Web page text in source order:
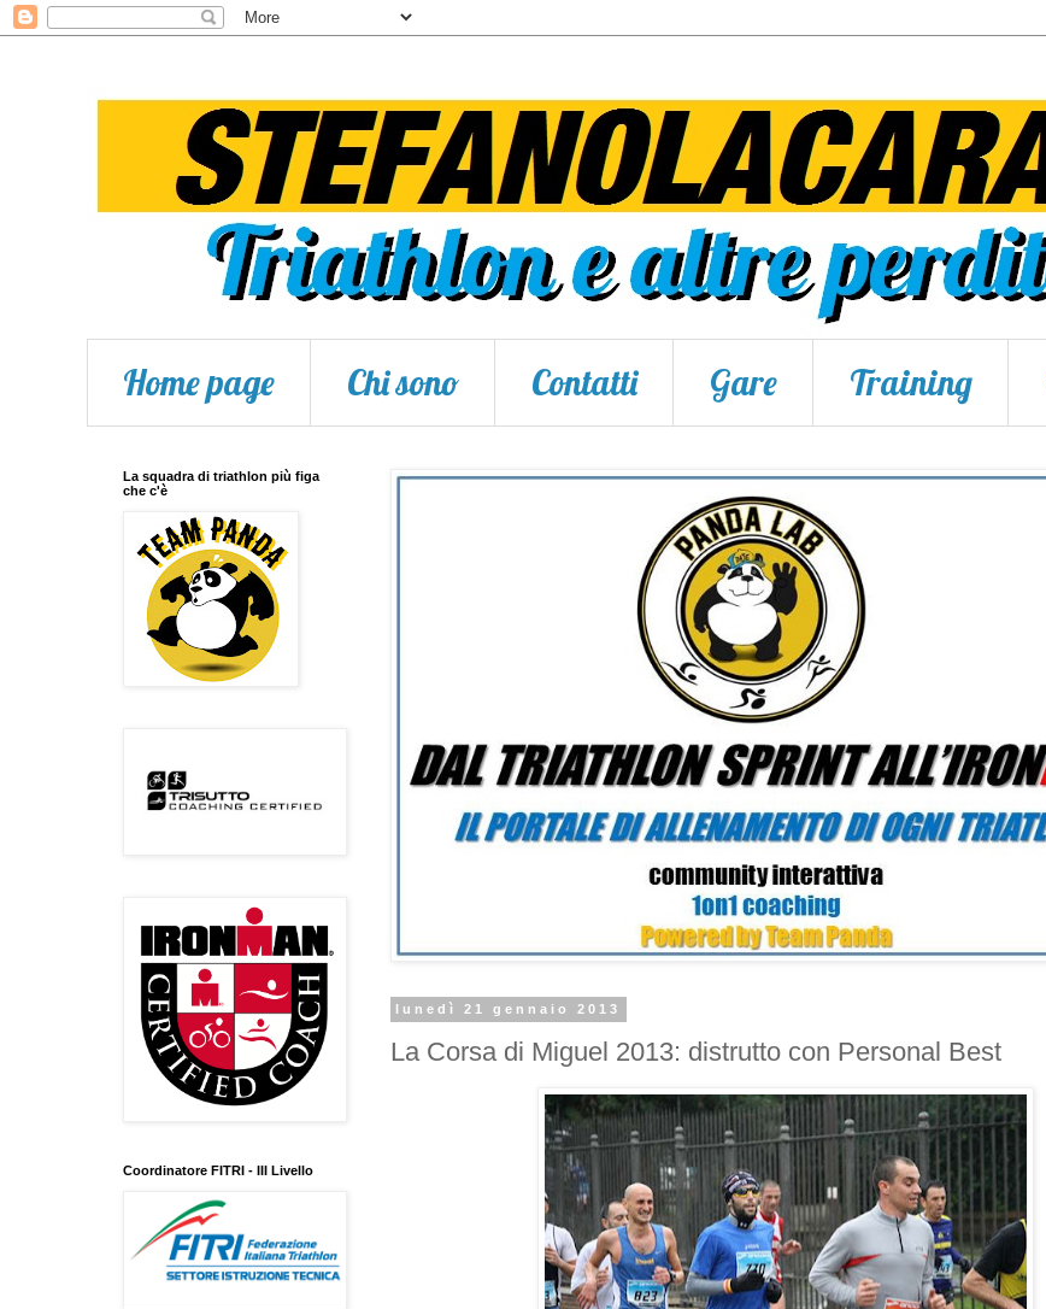
Home page Chi sono Contatti Gare Training
lunedì 21 gennaio 2013
La Corsa di Miguel 2013: distrutto con Personal Best
La squadra di triathlon più figa
che c'è
Coordinatore FITRI - III Livello